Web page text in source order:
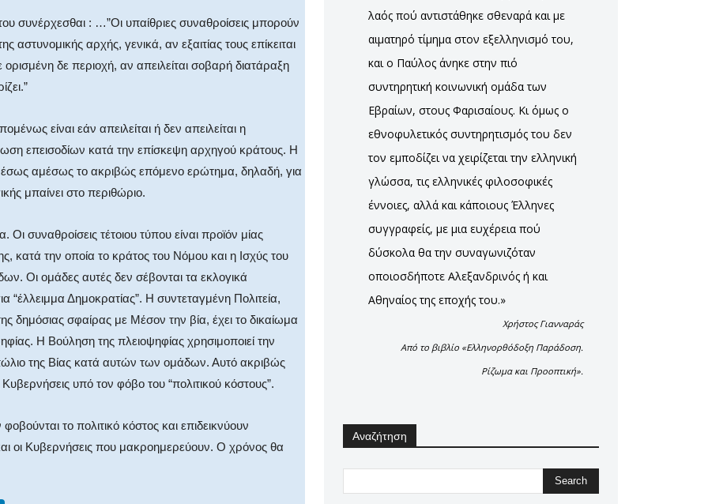
: …”Oι υπαίθριες συναθροίσεις μπορούν
αρχής, γενικά, αν εξαιτίας τους επίκειται
δε περιοχή, αν απειλείται σοβαρή διατάραξη
είναι εάν απειλείται ή δεν απειλείται η
επεισοδίων κατά την επίσκεψη αρχηγού κράτους. Η
αμέσως το ακριβώς επόμενο ερώτημα, δηλαδή, για
μπαίνει στο περιθώριο.
συναθροίσεις τέτοιου τύπου είναι προϊόν μίας
κατά την οποία το κράτος του Νόμου και η Ισχύς του
Οι ομάδες αυτές δεν σέβονται τα εκλογικά
“έλλειμμα Δημοκρατίας”. Η συντεταγμένη Πολιτεία,
δημόσιας σφαίρας με Μέσον την βία, έχει το δικαίωμα
Η Βούληση της πλειοψηφίας χρησιμοποιεί την
της Βίας κατά αυτών των ομάδων. Αυτό ακριβώς
υπό τον φόβο του “πολιτικού κόστους”.
το πολιτικό κόστος και επιδεικνύουν
και οι Κυβερνήσεις που μακροημερεύουν. Ο χρόνος θα
λαός πού αντιστάθηκε σθεναρά και με
αιματηρό τίμημα στον εξελληνισμό του,
και ο Παύλος άνηκε στην πιό
συντηρητική κοινωνική ομάδα των
Εβραίων, στους Φαρισαίους. Κι όμως ο
εθνοφυλετικός συντηρητισμός του δεν
τον εμποδίζει να χειρίζεται την ελληνική
γλώσσα, τις ελληνικές φιλοσοφικές
έννοιες, αλλά και κάποιους Έλληνες
συγγραφείς, με μια ευχέρεια πού
δύσκολα θα την συναγωνιζόταν
οποιοσδήποτε Αλεξανδρινός ή και
Αθηναίος της εποχής του.»
Χρήστος Γιανναράς
Από το βιβλίο «Ελληνορθόδοξη Παράδοση.
Ρίζωμα και Προοπτική».
Αναζήτηση